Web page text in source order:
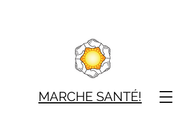
MARCHE SANTÉ!